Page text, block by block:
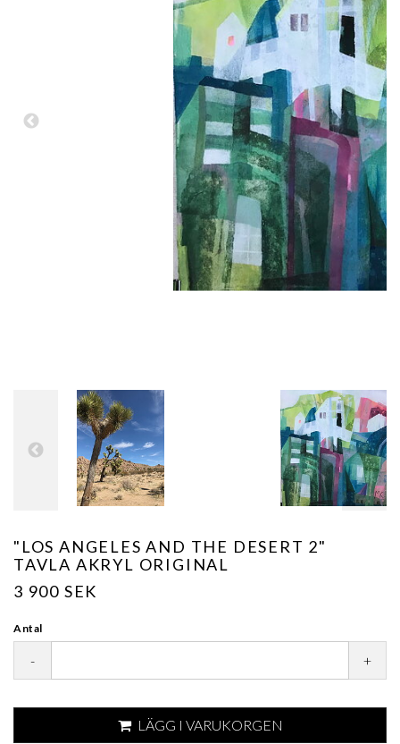
"LOS ANGELES AND THE DESERT 2"
TAVLA AKRYL ORIGINAL
3 900 SEK
Antal
- +
LÄGG I VARUKORGEN